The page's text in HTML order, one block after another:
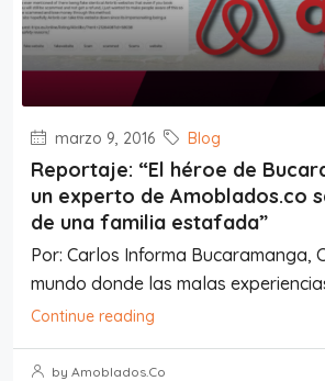
marzo 9, 2016 Blog
Reportaje: “El héroe de
un experto de Amoblados.co
de una familia estafada”
Por: Carlos Informa Bucaramanga,
mundo donde las malas
Continue reading
by Amoblados.Co